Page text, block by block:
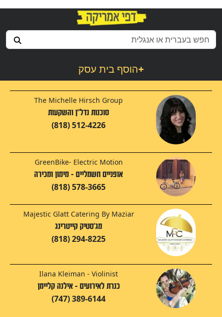
הוסף בית עסק+
The Michelle Hirsch Group
סוכנות נדל"ן והשקעות
(818) 512-4226
GreenBike- Electric Motion
אופניים חשמליים - מימון ומכירה
(818) 578-3665
Majestic Glatt Catering By Maziar
מג'סטיק קייטרינג
(818) 294-8225
Ilana Kleiman - Violinist
כנרת לאירועים - אילנה קליימן
(747) 389-6144